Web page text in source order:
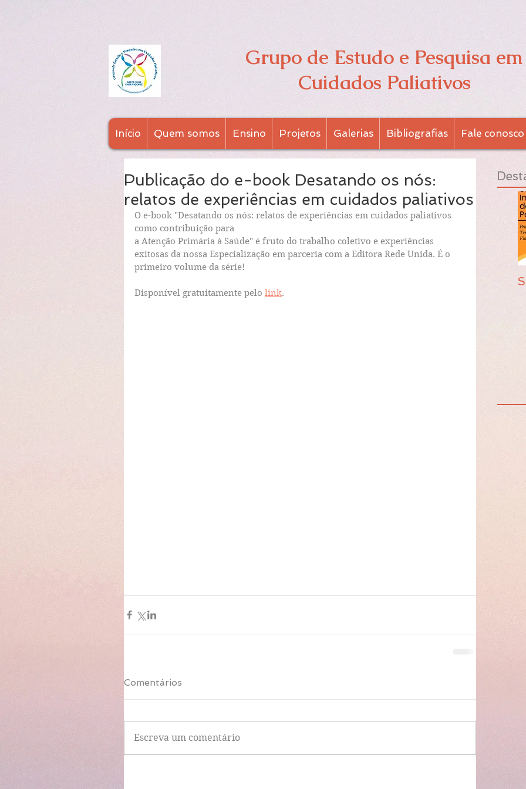
Grupo de Estudo e Pesquisa em
Cuidados Paliativos
Início Quem somos Ensino Projetos Galerias Bibliografias Fale conosco
Publicação do e-book Desatando os nós:
relatos de experiências em cuidados paliativos
O e-book "Desatando os nós: relatos de experiências em cuidados paliativos
como contribuição para
a Atenção Primária à Saúde" é fruto do trabalho coletivo e experiências
exitosas da nossa Especialização em parceria com a Editora Rede Unida. É o
primeiro volume da série!
Disponível gratuitamente pelo link.
Comentários
Escreva um comentário